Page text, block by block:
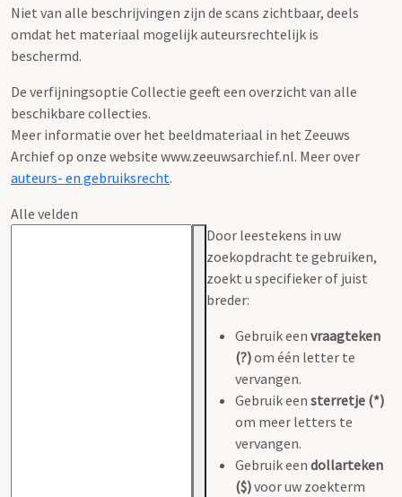
Niet van alle beschrijvingen zijn de scans zichtbaar, deels
omdat het materiaal mogelijk auteursrechtelijk is
beschermd.
De verfijningsoptie Collectie geeft een overzicht van alle
beschikbare collecties.
Meer informatie over het beeldmateriaal in het Zeeuws
Archief op onze website www.zeeuwsarchief.nl. Meer over
auteurs- en gebruiksrecht.
Alle velden
Door leestekens in uw
zoekopdracht te gebruiken,
zoekt u specifieker of juist
breder:
Gebruik een vraagteken
(?)om één letter te
vervangen.
Gebruik een sterretje (*)
om meer letters te
vervangen.
Gebruik een dollarteken
($)voor uw zoekterm